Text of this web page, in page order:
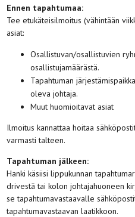
Ennen tapahtumaa:
Tee etukäteisilmoitus (vähintään
asiat:
Osallistuvan/osallistuvien
osallistujamäärästä.
Tapahtuman
oleva johtaja.
Muut huomioitavat asiat
Ilmoitus kannattaa hoitaa
varmasti talteen.
Tapahtuman jälkeen:
Hanki käsiisi lippukunnan
drivestä tai kolon johtajahuoneen
se tapahtumavastaavalle
tapahtumavastaavan laatikkoon.